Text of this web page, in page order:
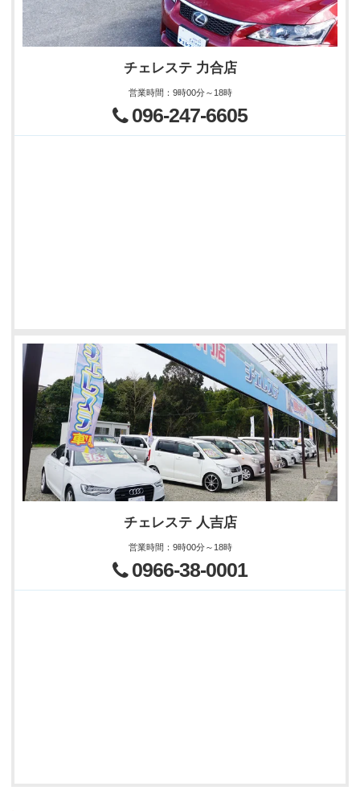
チェレステ 力合店
営業時間 ： 9時00分～18時
096-247-6605
チェレステ 人吉店
営業時間 ： 9時00分～18時
0966-38-0001